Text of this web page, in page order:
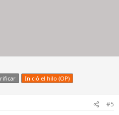
Inició el hilo (OP)
#5